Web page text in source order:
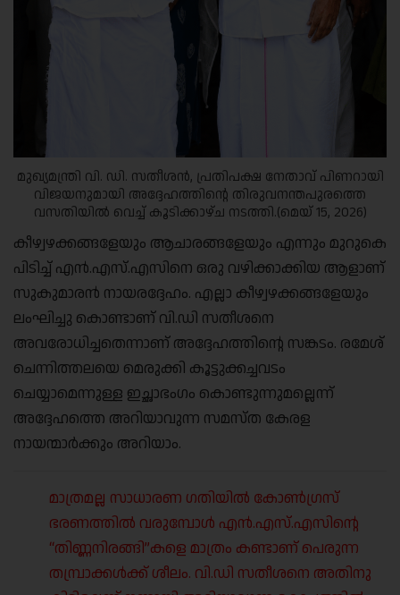
മുഖ്യമന്ത്രി വി. ഡി. സതീശൻ, പ്രതിപക്ഷ നേതാവ് പിണറായി
വിജയനുമായി അദ്ദേഹത്തിന്റെ തിരുവനന്തപുരത്തെ
വസതിയിൽ വെച്ച് കൂടിക്കാഴ്ച നടത്തി.(മെയ് 15, 2026)
കീഴ്വഴക്കങ്ങളേയും ആചാരങ്ങളേയും എന്നും മുറുകെ
പിടിച്ച് എൻ.എസ്.എസിനെ ഒരു വഴിക്കാക്കിയ ആളാണ്
സുകുമാരൻ നായരദ്ദേഹം. എല്ലാ കീഴ്വഴക്കങ്ങളേയും
ലംഘിച്ചു കൊണ്ടാണ് വി.ഡി സതീശനെ
അവരോധിച്ചതെന്നാണ് അദ്ദേഹത്തിന്റെ സങ്കടം. രമേശ്
ചെന്നിത്തലയെ മെരുക്കി കൂട്ടുക്കച്ചവടം
ചെയ്യാമെന്നുള്ള ഇച്ഛാഭംഗം കൊണ്ടുന്നുമല്ലെന്ന്
അദ്ദേഹത്തെ അറിയാവുന്ന സമസ്ത കേരള
നായന്മാർക്കും അറിയാം.
മാത്രമല്ല സാധാരണ ഗതിയിൽ കോൺഗ്രസ്
ഭരണത്തിൽ വരുമ്പോൾ എൻ.എസ്.എസിന്റെ
“തിണ്ണനിരങ്ങി”കളെ മാത്രം കണ്ടാണ് പെരുന്ന
തമ്പ്രാക്കൾക്ക് ശീലം. വി.‍ഡി സതീശനെ അതിനു